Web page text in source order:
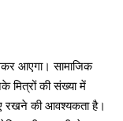
आएगा। सामाजिक
मित्रों की संख्या में
रखने की आवश्यकता है।